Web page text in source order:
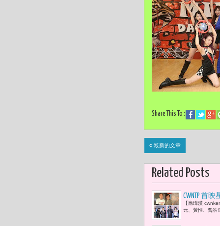
Share This To :
« 較新的文章
Related Posts
CWNTP 首
鐘獎個人
【應瑋漢
元、黃惟、曾皓